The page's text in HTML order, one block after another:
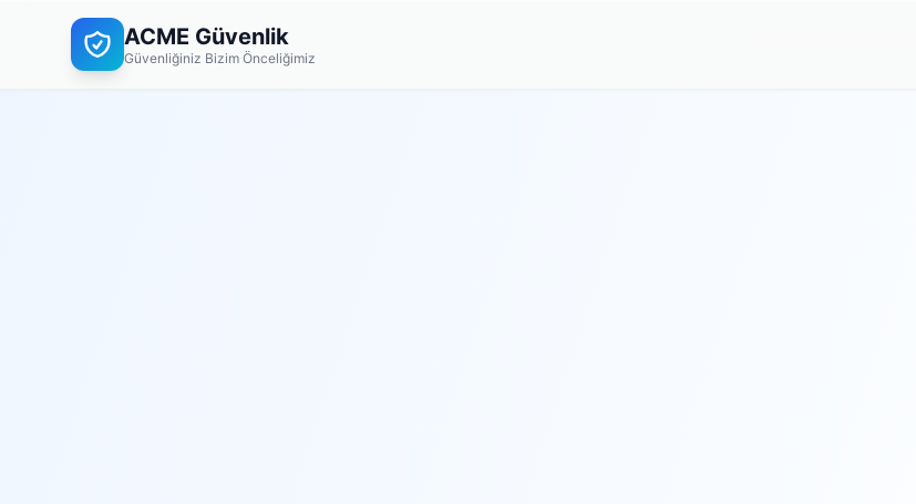
ACME Güvenlik
Güvenliğiniz Bizim Önceliğimiz